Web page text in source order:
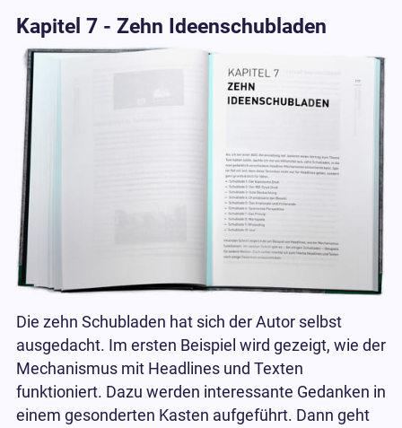
Kapitel 7 - Zehn Ideenschubladen
Die zehn Schubladen hat sich der Autor selbst
ausgedacht. Im ersten Beispiel wird gezeigt, wie der
Mechanismus mit Headlines und Texten
funktioniert. Dazu werden interessante Gedanken in
einem gesonderten Kasten aufgeführt. Dann geht